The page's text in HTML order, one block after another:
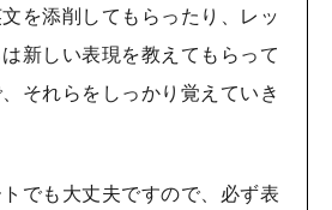
を添削してもらったり、レッ
新しい表現を教えてもらって
それらをしっかり覚えていき
でも大丈夫ですので、必ず表